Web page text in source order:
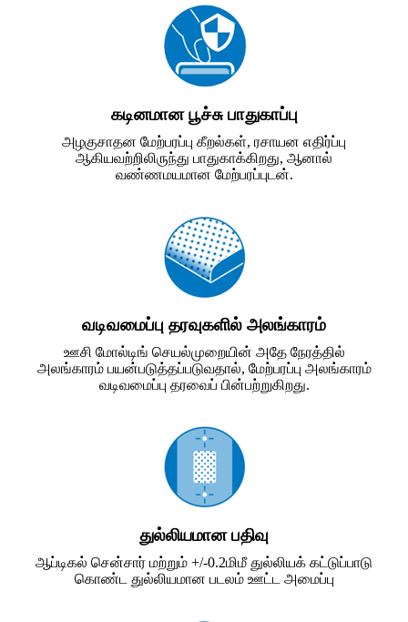
கடினமான பூச்சு பாதுகாப்பு
அழகுசாதன மேற்பரப்பு கீறல்கள், ரசாயன எதிர்ப்பு
ஆகியவற்றிலிருந்து பாதுகாக்கிறது, ஆனால்
வண்ணமயமான மேற்பரப்புடன்.
வடிவமைப்பு தரவுகளில் அலங்காரம்
ஊசி மோல்டிங் செயல்முறையின் அதே நேரத்தில்
அலங்காரம் பயன்படுத்தப்படுவதால், மேற்பரப்பு அலங்காரம்
வடிவமைப்பு தரவைப் பின்பற்றுகிறது.
துல்லியமான பதிவு
ஆப்டிகல் சென்சார் மற்றும் +/-0.2மிமீ துல்லியக் கட்டுப்பாடு
கொண்ட துல்லியமான படலம் ஊட்ட அமைப்பு